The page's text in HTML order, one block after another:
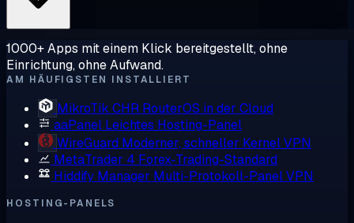
1000+ Apps mit einem Klick bereitgestellt, ohne
Einrichtung, ohne Aufwand.
AM HÄUFIGSTEN INSTALLIERT
MikroTik CHR RouterOS in der Cloud
aaPanel Leichtes Hosting-Panel
WireGuard Moderner, schneller Kernel VPN
MetaTrader 4 Forex-Trading-Standard
Hiddify Manager Multi-Protokoll-Panel VPN
HOSTING-PANELS